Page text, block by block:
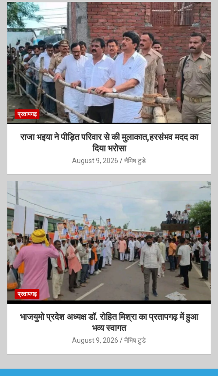
प्रतापगढ़
राजा भ‌इया ने पीड़ित परिवार से की मुलाकात,हरसंभव मदद का
दिया भरोसा
August 9, 2026 नैमिष टुडे
प्रतापगढ़
भाजयुमो प्रदेश अध्यक्ष डॉ. रोहित मिश्रा का प्रतापगढ़ में हुआ
भव्य स्वागत
August 9, 2026 नैमिष टुडे